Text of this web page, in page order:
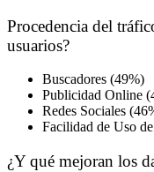
Procedencia del
usuarios?
Buscadores (49%)
Publicidad Online
Redes Sociales
Facilidad de Uso
¿Y qué mejoran los